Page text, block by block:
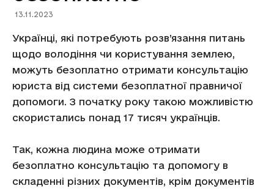
13.11.2023
Українці, які потребують розв’язання питань
щодо володіння чи користування землею,
можуть безоплатно отримати консультацію
юриста від системи безоплатної правничої
допомоги. З початку року такою можливістю
скористались понад 17 тисяч українців.
Так, кожна людина може отримати
безоплатно консультацію та допомогу в
складенні різних документів, крім документів